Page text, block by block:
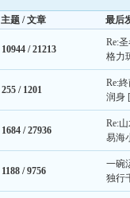
主题 / 文章 最后
10944 /21213
Re:
格力
255 / 1201
Re:
润身
1684 /27936
Re:
易海
1188 /9756
一碗
独行